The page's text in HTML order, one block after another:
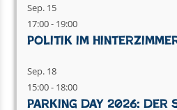
Sep. 15
17:00- 19:00
Politik im
Sep. 18
15:00- 18:00
Parking Day 2026: Der